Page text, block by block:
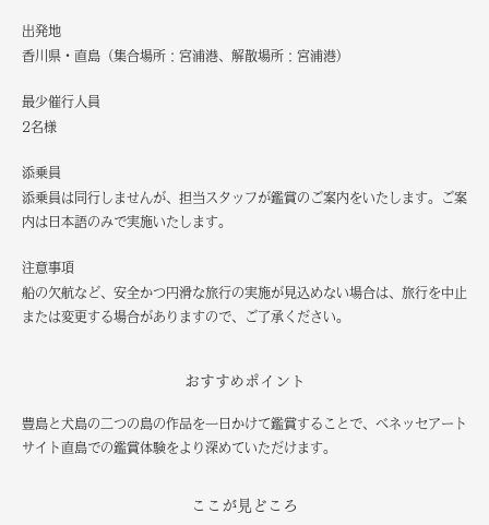
出発地
香川県・直島（集合場所：宮浦港、解散場所：宮浦港）
最少催行人員
2名様
添乗員
添乗員は同行しませんが、担当スタッフが鑑賞のご案内をいたします。ご案
内は日本語のみで実施いたします。
注意事項
船の欠航など、安全かつ円滑な旅行の実施が見込めない場合は、旅行を中止
または変更する場合がありますので、ご了承ください。
おすすめポイント
豊島と犬島の二つの島の作品を一日かけて鑑賞することで、ベネッセアート
サイト直島での鑑賞体験をより深めていただけます。
ここが見どころ